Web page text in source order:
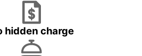
hidden charge